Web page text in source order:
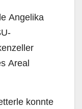
Angelika
Areal
konnte